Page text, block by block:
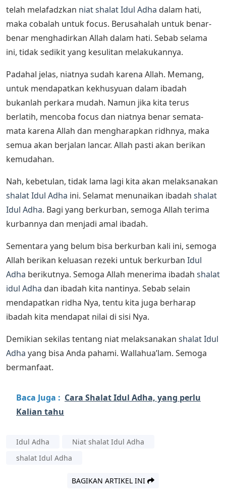
telah melafadzkan niat shalat Idul Adha dalam hati,
maka cobalah untuk focus. Berusahalah untuk benar-
benar menghadirkan Allah dalam hati. Sebab selama
ini, tidak sedikit yang kesulitan melakukannya.
Padahal jelas, niatnya sudah karena Allah. Memang,
untuk mendapatkan kekhusyuan dalam ibadah
bukanlah perkara mudah. Namun jika kita terus
berlatih, mencoba focus dan niatnya benar semata-
mata karena Allah dan mengharapkan ridhnya, maka
semua akan berjalan lancar. Allah pasti akan berikan
kemudahan.
Nah, kebetulan, tidak lama lagi kita akan melaksanakan
shalat Idul Adha ini. Selamat menunaikan ibadah shalat
Idul Adha. Bagi yang berkurban, semoga Allah terima
kurbannya dan menjadi amal ibadah.
Sementara yang belum bisa berkurban kali ini, semoga
Allah berikan keluasan rezeki untuk berkurban Idul
Adha berikutnya. Semoga Allah menerima ibadah shalat
idul Adha dan ibadah kita nantinya. Sebab selain
mendapatkan ridha Nya, tentu kita juga berharap
ibadah kita mendapat nilai di sisi Nya.
Demikian sekilas tentang niat melaksanakan shalat Idul
Adha yang bisa Anda pahami. Wallahua’lam. Semoga
bermanfaat.
Baca Juga : Cara Shalat Idul Adha, yang perlu
Kalian tahu
Idul Adha
Niat shalat Idul Adha
shalat Idul Adha
BAGIKAN ARTIKEL INI